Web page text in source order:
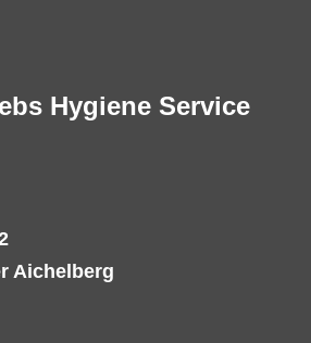
Hygiene Service
Aichelberg